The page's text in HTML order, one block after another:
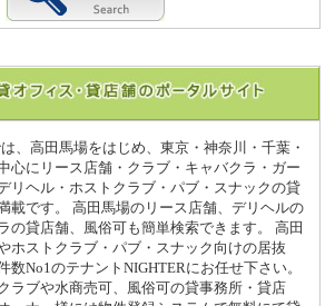
、高田馬場をはじめ、東京・神奈川・千葉・
心にリース店舗・クラブ・キャバクラ・ガー
リヘル・ホストクラブ・パブ・スナックの貸
載です。 高田馬場のリース店舗、デリヘルの
の貸店舗、風俗可も簡単検索できます。 高田
ホストクラブ・パブ・スナック向けの居抜
数No1のテナントNIGHTERにお任せ下さい。
ラブや水商売可、風俗可の貸事務所・貸店